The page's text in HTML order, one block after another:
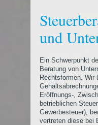
und
Ein Schwerpunkt
Beratung von
Rechtsformen. Wir
Eröffnungs-,
betrieblichen
Gewerbesteuer),
vertreten diese bei